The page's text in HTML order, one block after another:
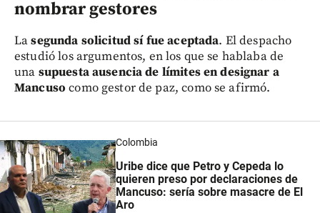
nombrar gestores
Lasegunda solicitud sí fue aceptada. El despacho
estudió los argumentos, en los que se hablaba de
una supuesta ausencia de límites en designar a
Mancuso como gestor de paz, como se afirmó.
Colombia
Uribe dice que Petro y Cepeda lo
quieren preso por declaraciones de
Mancuso: sería sobre masacre de El
Aro